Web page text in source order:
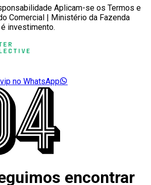
Aplicam-se os Termos e
Comercial | Ministério da Fazenda
investimento.
no WhatsApp
encontrar